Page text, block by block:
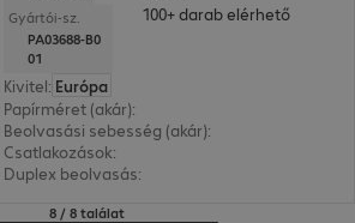
Gyártói-sz.
PA03688-B0
01
Kivitel: Európa
Papírméret (akár):
Beolvasási sebesség (akár):
Csatlakozások:
Duplex beolvasás:
100+ darab elérhető
8 / 8 találat